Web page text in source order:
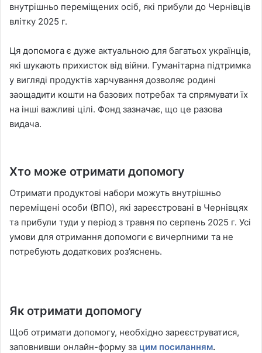
внутрішньо переміщених осіб, які прибули до Чернівців
влітку 2025 г.
Ця допомога є дуже актуальною для багатьох українців,
які шукають прихисток від війни. Гуманітарна підтримка
у вигляді продуктів харчування дозволяє родині
заощадити кошти на базових потребах та спрямувати їх
на інші важливі цілі. Фонд зазначає, що це разова
видача.
Хто може отримати допомогу
Отримати продуктові набори можуть внутрішньо
переміщені особи (ВПО), які зареєстровані в Чернівцях
та прибули туди у період з травня по серпень 2025 г. Усі
умови для отримання допомоги є вичерпними та не
потребують додаткових роз’яснень.
Як отримати допомогу
Щоб отримати допомогу, необхідно зареєструватися,
заповнивши онлайн-форму за цим посиланням.